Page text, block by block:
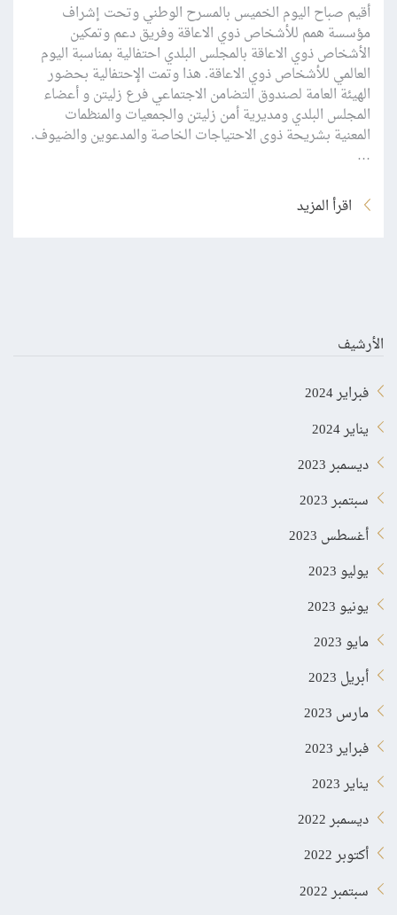
أقيم صباح اليوم الخميس بالمسرح الوطني وتحت إشراف
مؤسسة همم للأشخاص ذوي الاعاقة وفريق دعم وتمكين
الأشخاص ذوي الاعاقة بالمجلس البلدي احتفالية بمناسبة اليوم
العالمي للأشخاص ذوي الاعاقة. هذا وتمت الإحتفالية بحضور
الهيئة العامة لصندوق التضامن الاجتماعي فرع زليتن و أعضاء
المجلس البلدي ومديرية أمن زليتن والجمعيات والمنظمات
المعنية بشريحة ذوى الاحتياجات الخاصة والمدعوين والضيوف.
…
اقرأ المزيد
الأرشيف
فبراير 2024
يناير 2024
ديسمبر 2023
سبتمبر 2023
أغسطس 2023
يوليو 2023
يونيو 2023
مايو 2023
أبريل 2023
مارس 2023
فبراير 2023
يناير 2023
ديسمبر 2022
أكتوبر 2022
سبتمبر 2022